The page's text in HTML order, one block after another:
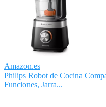
Amazon.es
Philips Robot de Cocina
Funciones, Jarra...